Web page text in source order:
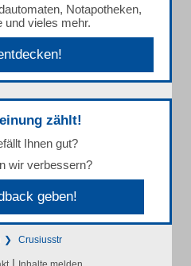
Notapotheken,
und vieles mehr.
zählt!
Ihnen gut?
wir verbessern?
geben!
Crusiusstr
|